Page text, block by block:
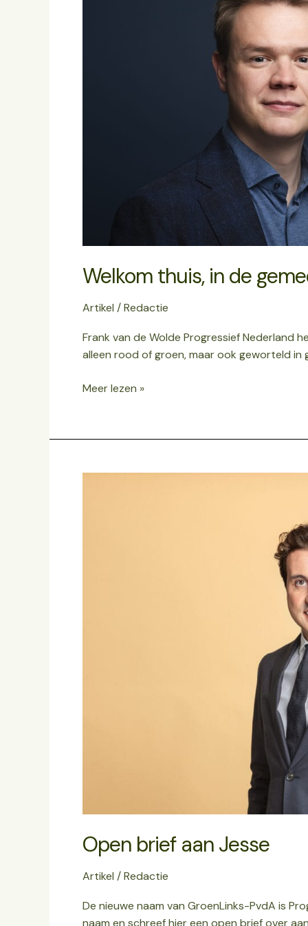
Welkom thuis, in de
Artikel /Redactie
Frank van de Wolde Progressief Nederland
alleen rood of groen, maar ook geworteld
Meer lezen »
Open brief aan Jesse
Artikel /Redactie
De nieuwe naam van GroenLinks-PvdA is
naam en schreef hier een open brief over